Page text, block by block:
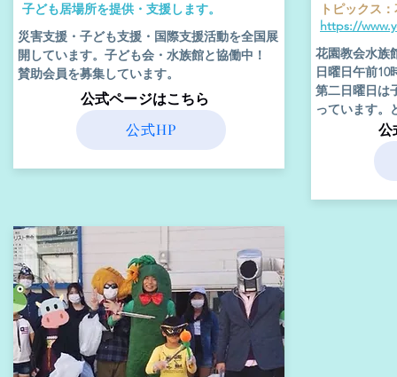
​子ども居場所を提供・支援します。
​災害支援・子ども支援・国際支援活動を全国展
開しています。子ども会・水族館と協働中！
賛助会員を募集しています。
​公式ページはこちら
公式HP
トピックス
https://
花園教会水族
日曜日午前
第二日曜日は
っています。
公